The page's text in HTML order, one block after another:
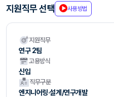
지원직무 선택 사용방법
지원직무
연구 2팀
고용방식
신입
직무구분
엔지니어링·설계/연구개발